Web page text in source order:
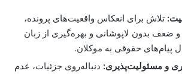
تلاش برای انعکاس واقعیت‌های پرونده،
ضعف بدون لاپوشانی و بهره‌گیری از زبان
پیام‌های حقوقی به موکلان.
و مسئولیت‌پذیری: دنباله‌روی جزئیات، عدم